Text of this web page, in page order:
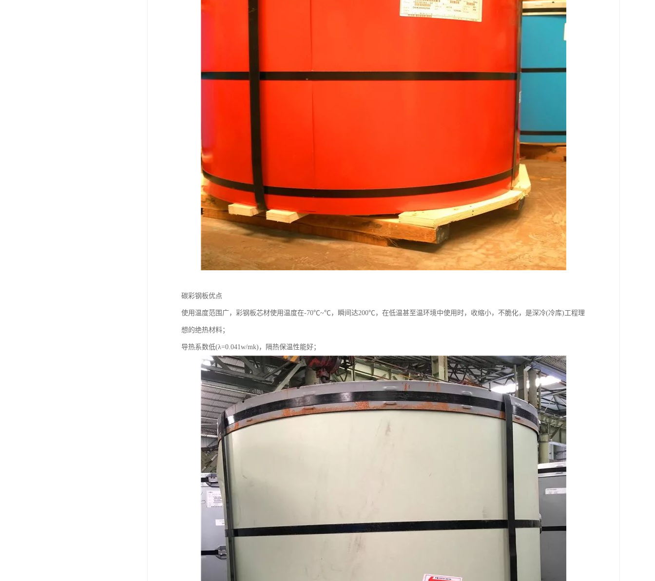
碳彩钢板优点
使用温度范围广，彩钢板芯材使用温度在-70℃~℃，瞬间达200℃，在低温甚至温环境中使用时，收缩小，不脆化，是深冷(冷库)工程理
想的绝热材料；
导热系数低(λ=0.041w/mk)，隔热保温性能好；